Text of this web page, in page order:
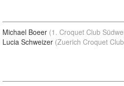
Michael Boeer (1. Croquet Club
Lucia Schweizer (Zuerich Croquet